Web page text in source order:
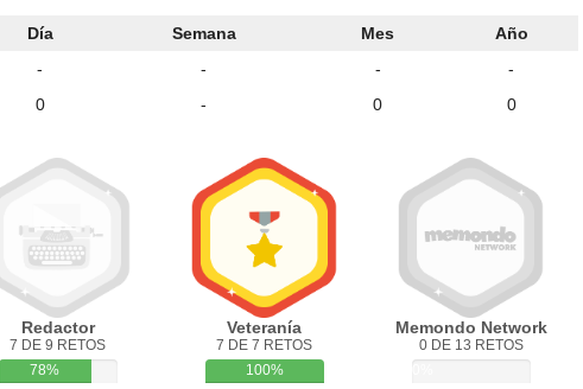
Día Semana Mes
Año
- - -
-
0 - 0 0
Redactor
7 DE 9 RETOS
78%
Veteranía
7 DE 7 RETOS
100%
Memondo Network
0 DE 13 RETOS